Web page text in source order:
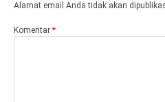
Alamat email Anda tidak akan
Komentar *